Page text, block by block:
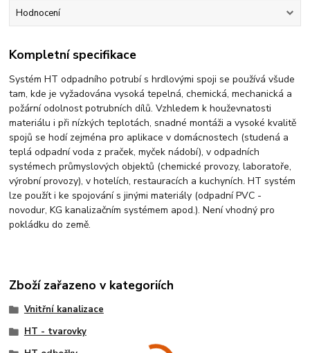
Hodnocení
Kompletní specifikace
Systém HT odpadního potrubí s hrdlovými spoji se používá všude
tam, kde je vyžadována vysoká tepelná, chemická, mechanická a
požární odolnost potrubních dílů. Vzhledem k houževnatosti
materiálu i při nízkých teplotách, snadné montáži a vysoké kvalitě
spojů se hodí zejména pro aplikace v domácnostech (studená a
teplá odpadní voda z praček, myček nádobí), v odpadních
systémech průmyslových objektů (chemické provozy, laboratoře,
výrobní provozy), v hotelích, restauracích a kuchyních. HT systém
lze použít i ke spojování s jinými materiály (odpadní PVC -
novodur, KG kanalizačním systémem apod.). Není vhodný pro
pokládku do země.
Zboží zařazeno v kategoriích
Vnitřní kanalizace
HT - tvarovky